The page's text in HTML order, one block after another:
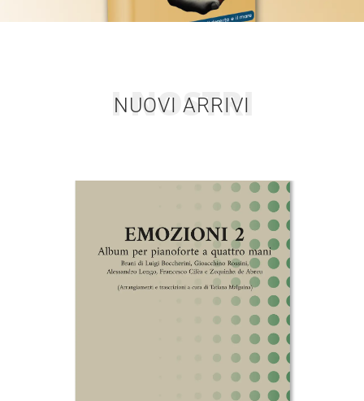
I NOSTRI
NUOVI ARRIVI